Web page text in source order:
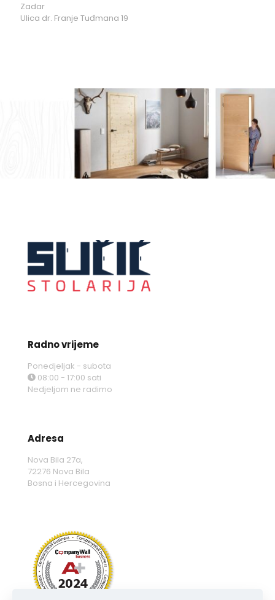
Zadar
Ulica dr. Franje Tuđmana 19
Radno vrijeme
Ponedjeljak - subota
08:00 - 17:00 sati
Nedjeljom ne radimo
Adresa
Nova Bila 27a,
72276 Nova Bila
Bosna i Hercegovina